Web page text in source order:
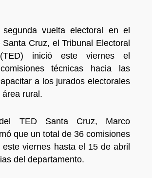
vuelta electoral en el
Cruz, el Tribunal Electoral
(TED) inició este viernes el
técnicas hacia las
a los jurados electorales
rural.
TED Santa Cruz, Marco
que un total de 36 comisiones
este viernes hasta el 15 de abril
del departamento.